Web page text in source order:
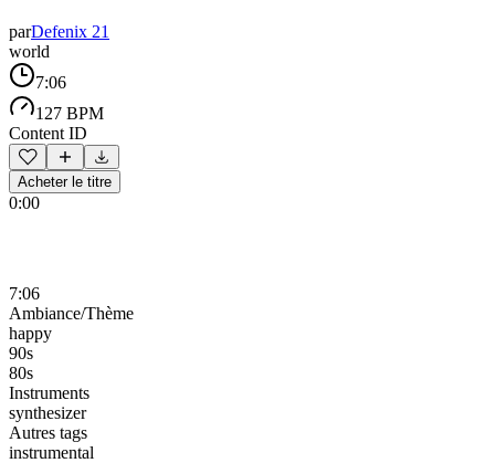
parDefenix 21
world
7:06
127 BPM
Content ID
Acheter le titre
0:00
7:06
Ambiance/Thème
happy
90s
80s
Instruments
synthesizer
Autres tags
instrumental